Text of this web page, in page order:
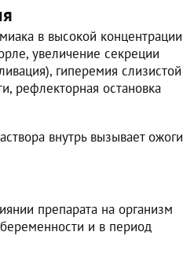
в высокой концентрации
увеличение секреции
гиперемия слизистой
рефлекторная остановка
внутрь вызывает ожоги
препарата на организм
и в период